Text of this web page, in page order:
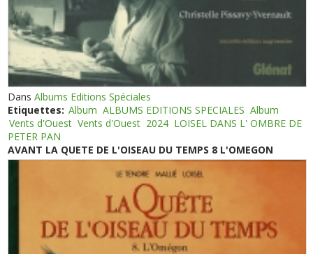
DansAlbums Editions Spéciales
Etiquettes: Album ALBUMS EDITIONS SPECIALES Album
Vents d'Ouest Vents d'Ouest 2024 LOISEL DANS L' OMBRE DE
PETER PAN
AVANT LA QUETE DE L'OISEAU DU TEMPS 8 L'OMEGON